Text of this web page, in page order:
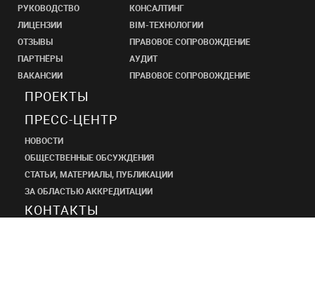
РУКОВОДСТВО
ЛИЦЕНЗИИ
ОТЗЫВЫ
ПАРТНЁРЫ
ВАКАНСИИ
КОНСАЛТИНГ
BIM-ТЕХНОЛОГИИ
ПРАВОВОЕ СОПРОВОЖДЕНИЕ
АУДИТ
ПРАВОВОЕ СОПРОВОЖДЕНИЕ
ПРОЕКТЫ
ПРЕСС-ЦЕНТР
НОВОСТИ
ОБЩЕСТВЕННЫЕ ОБСУЖДЕНИЯ
СТАТЬИ, МАТЕРИАЛЫ, ПУБЛИКАЦИИ
ЗА ОБЛАСТЬЮ АККРЕДИТАЦИИ
КОНТАКТЫ